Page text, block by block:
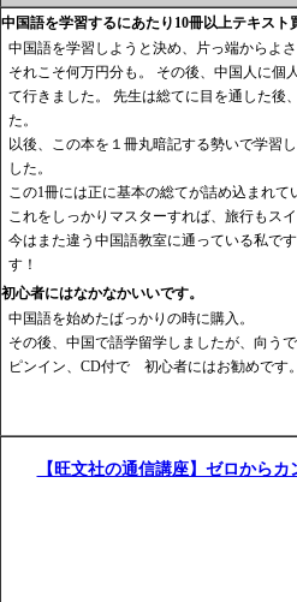
中国語を学習するにあたり10冊以上テキスト
中国語を学習しようと決め、片っ端からよ
それこそ何万円分も。 その後、中国人に個
て行きました。 先生は総てに目を通した後
た。
以後、この本を１冊丸暗記する勢いで学習
した。
この1冊には正に基本の総てが詰め込まれて
これをしっかりマスターすれば、旅行もス
今はまた違う中国語教室に通っている私で
す！
初心者にはなかなかいいです。
中国語を始めたばっかりの時に購入。
その後、中国で語学留学しましたが、向う
ピンイン、CD付で 初心者にはお勧めです
【旺文社の通信講座】ゼロからカ